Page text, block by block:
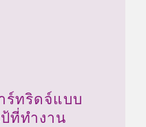
ร์ทริดจ์แบบ
ที่ทำงาน